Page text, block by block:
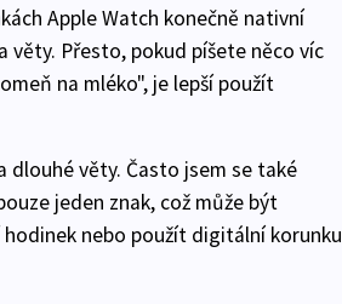
Apple Watch konečně nativní
věty. Přesto, pokud píšete něco víc
na mléko", je lepší použít
dlouhé věty. Často jsem se také
jeden znak, což může být
nebo použít digitální korunku